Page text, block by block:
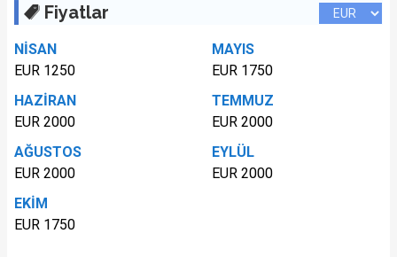
Fiyatlar
NİSAN
EUR 1250
MAYIS
EUR 1750
HAZİRAN
EUR 2000
TEMMUZ
EUR 2000
AĞUSTOS
EUR 2000
EYLÜL
EUR 2000
EKİM
EUR 1750